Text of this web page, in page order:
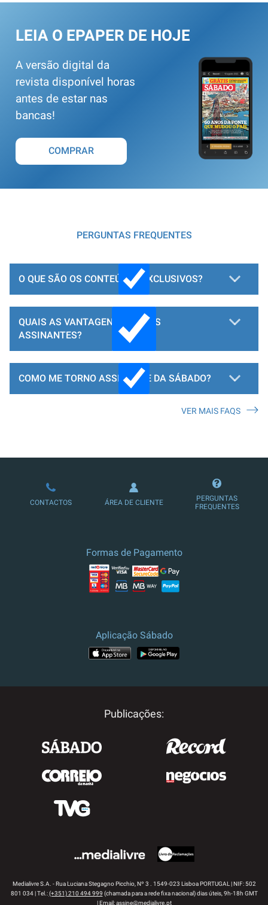
LEIA O EPAPER DE HOJE
A versão digital da
revista disponível horas
antes de estar nas
bancas!
COMPRAR
PERGUNTAS FREQUENTES
O QUE SÃO OS CONTEÚDOS EXCLUSIVOS?
QUAIS AS VANTAGENS PARA OS
ASSINANTES?
COMO ME TORNO ASSINANTE DA SÁBADO?
LOJA DE ASSINATURAS
VER MAIS FAQS
CONTACTOS ÁREA DE CLIENTE
PERGUNTAS
FREQUENTES
Formas de Pagamento
Aplicação Sábado
Publicações:
Medialivre S.A. - Rua Luciana Stegagno Picchio, Nº 3 . 1549-023 Lisboa PORTUGAL | NIF: 502
801 034 | Tel.:(+351) 210 494 999 (chamada para a rede fixa nacional) dias úteis, 9h-18h GMT
| Email:assine@medialivre.pt